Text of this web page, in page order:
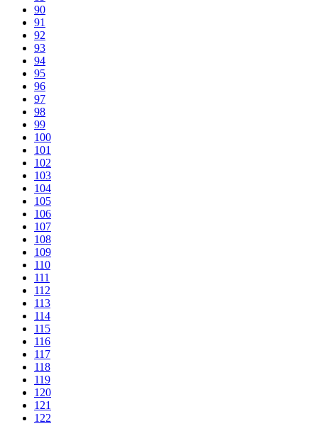
90
91
92
93
94
95
96
97
98
99
100
101
102
103
104
105
106
107
108
109
110
111
112
113
114
115
116
117
118
119
120
121
122